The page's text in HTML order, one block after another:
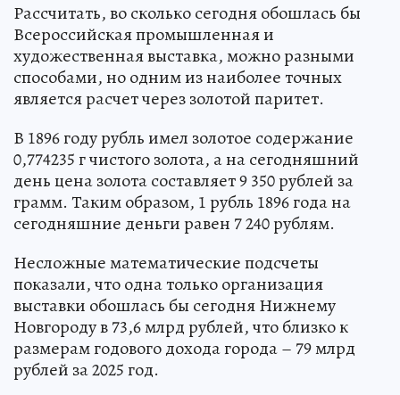
Рассчитать, во сколько сегодня обошлась бы
Всероссийская промышленная и
художественная выставка, можно разными
способами, но одним из наиболее точных
является расчет через золотой паритет.
В 1896 году рубль имел золотое содержание
0,774235 г чистого золота, а на сегодняшний
день цена золота составляет 9 350 рублей за
грамм. Таким образом, 1 рубль 1896 года на
сегодняшние деньги равен 7 240 рублям.
Несложные математические подсчеты
показали, что одна только организация
выставки обошлась бы сегодня Нижнему
Новгороду в 73,6 млрд рублей, что близко к
размерам годового дохода города – 79 млрд
рублей за 2025 год.